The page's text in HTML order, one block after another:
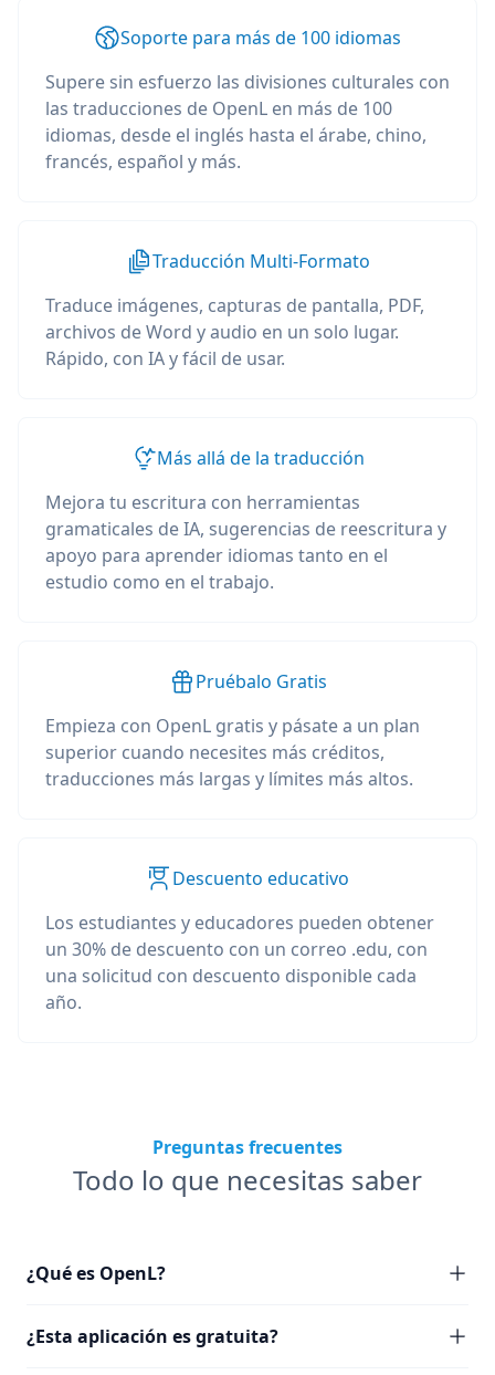
Soporte para más de 100 idiomas
Supere sin esfuerzo las divisiones culturales con
las traducciones de OpenL en más de 100
idiomas, desde el inglés hasta el árabe, chino,
francés, español y más.
Traducción Multi-Formato
Traduce imágenes, capturas de pantalla, PDF,
archivos de Word y audio en un solo lugar.
Rápido, con IA y fácil de usar.
Más allá de la traducción
Mejora tu escritura con herramientas
gramaticales de IA, sugerencias de reescritura y
apoyo para aprender idiomas tanto en el
estudio como en el trabajo.
Pruébalo Gratis
Empieza con OpenL gratis y pásate a un plan
superior cuando necesites más créditos,
traducciones más largas y límites más altos.
Descuento educativo
Los estudiantes y educadores pueden obtener
un 30% de descuento con un correo .edu, con
una solicitud con descuento disponible cada
año.
Preguntas frecuentes
Todo lo que necesitas saber
¿Qué es OpenL?
¿Esta aplicación es gratuita?